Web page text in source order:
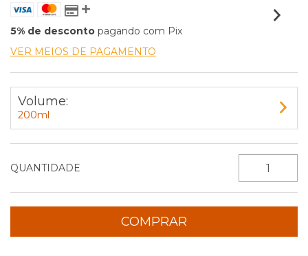
5% de desconto pagando com Pix
VER MEIOS DE PAGAMENTO
Volume:
200ml
QUANTIDADE